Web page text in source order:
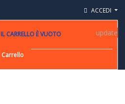
ACCEDI
IL CARRELLO È VUOTO update
Carrello